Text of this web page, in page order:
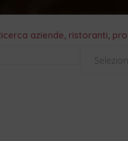
aziende, ristoranti,